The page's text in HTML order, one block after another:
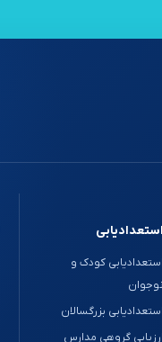
استعدادیابی
استعدادیابی کودک و
نوجوان
استعدادیابی بزرگسالان
ارزیابی گروهی مدارس